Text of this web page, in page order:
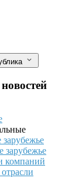
запустят
зарубежье
зарубежье
компаний